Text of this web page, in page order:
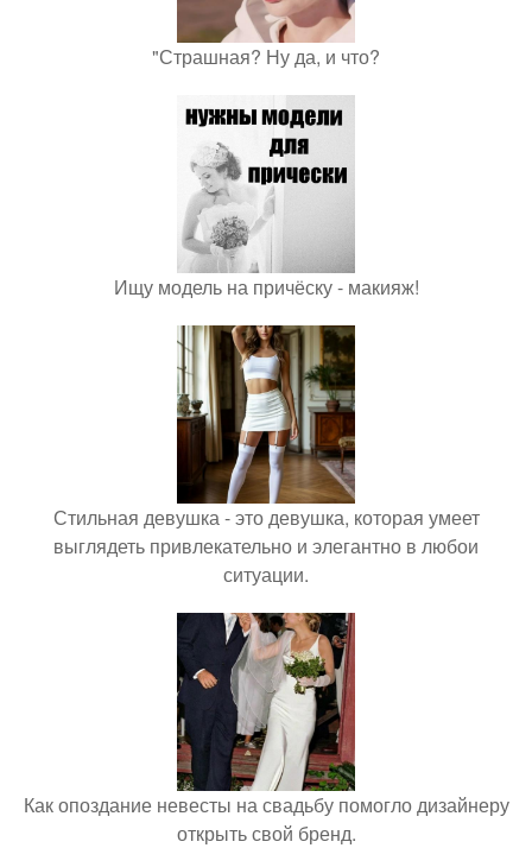
"Страшная? Ну да, и что?
Ищу модель на причёску - макияж!
Стильная девушка - это девушка, которая умеет
выглядеть привлекательно и элегантно в любои
ситуации.
Как опоздание невесты на свадьбу помогло дизайнеру
открыть свой бренд.